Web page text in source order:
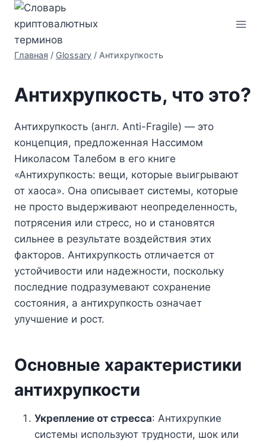
Перейти
содержимому
Главная / Glossary / Антихрупкость
Антихрупкость, что это?
Антихрупкость (англ. Anti-Fragile) — это
концепция, предложенная Нассимом
Николасом Талебом в его книге
«Антихрупкость: вещи, которые выигрывают
от хаоса». Она описывает системы, которые
не просто выдерживают неопределенность,
потрясения или стресс, но и становятся
сильнее в результате воздействия этих
факторов. Антихрупкость отличается от
устойчивости или надежности, поскольку
последние подразумевают сохранение
состояния, а антихрупкость означает
улучшение и рост.
Основные характеристики
антихрупкости
Укрепление от стресса: Антихрупкие
системы используют трудности, шок или